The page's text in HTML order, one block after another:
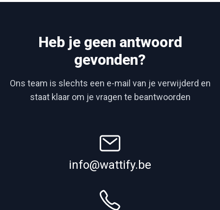
Heb je geen antwoord
gevonden?
Ons team is slechts een e-mail van je verwijderd en
staat klaar om je vragen te beantwoorden
info@wattify.be